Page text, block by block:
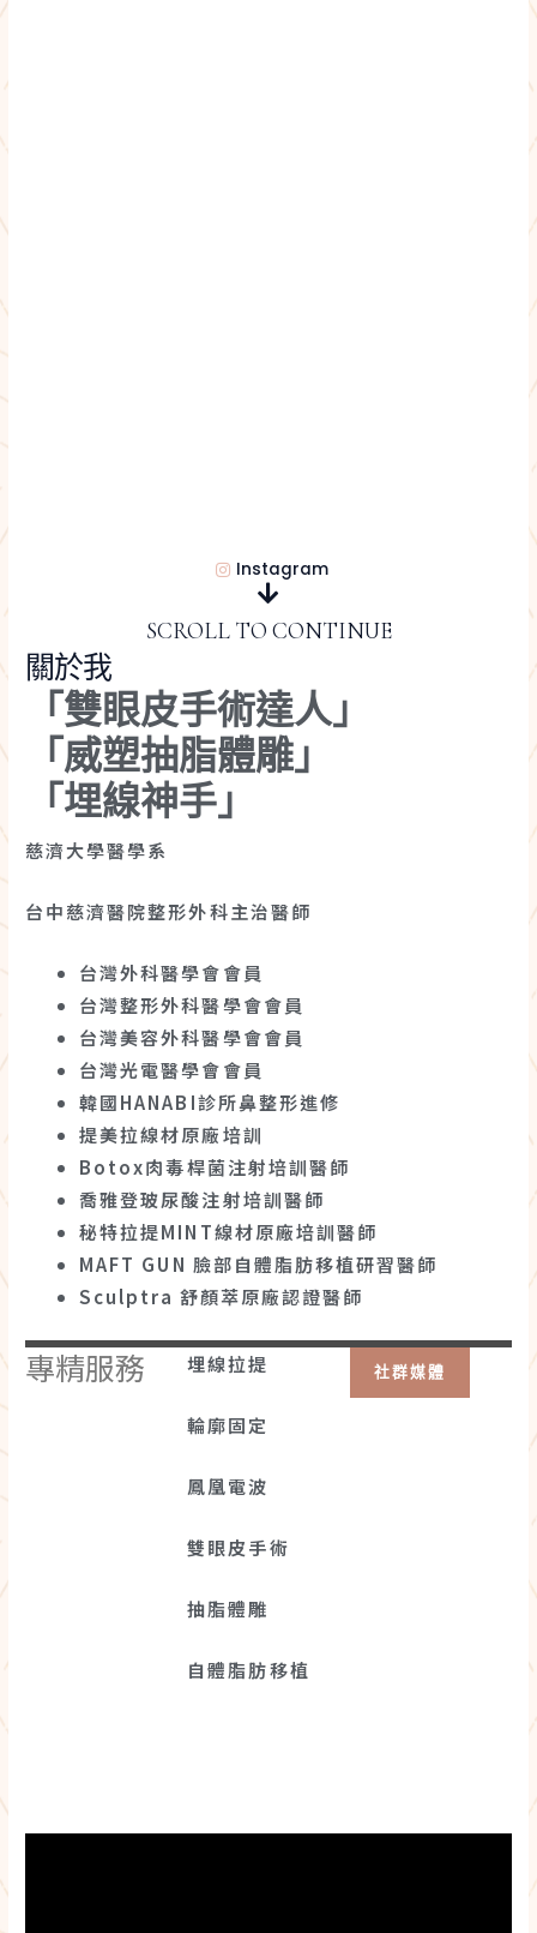
SCROLL TO CONTINUE
Instagram
關於我
「雙眼皮手術達人」
「威塑抽脂體雕」
「埋線神手」
慈濟大學醫學系
台中慈濟醫院整形外科主治醫師
台灣外科醫學會會員
台灣整形外科醫學會會員
台灣美容外科醫學會會員
台灣光電醫學會會員
韓國HANABI診所鼻整形進修
提美拉線材原廠培訓
Botox肉毒桿菌注射培訓醫師
喬雅登玻尿酸注射培訓醫師
秘特拉提MINT線材原廠培訓醫師
MAFT GUN 臉部自體脂肪移植研習醫師
Sculptra 舒顏萃原廠認證醫師
專精服務 埋線拉提
輪廓固定
鳳凰電波
雙眼皮手術
抽脂體雕
自體脂肪移植
社群媒體